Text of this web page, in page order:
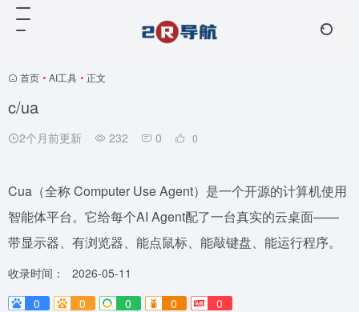
首页 • AI工具 • 正文
c/ua
2个月前更新 232 0 0
Cua（全称 Computer Use Agent）是一个开源的计算机使用
智能体平台。它给每个AI Agent配了一台真实的云桌面——
带显示器、有浏览器、能点鼠标、能敲键盘、能运行程序。
收录时间：
2026-05-11
0
0 0 0 0